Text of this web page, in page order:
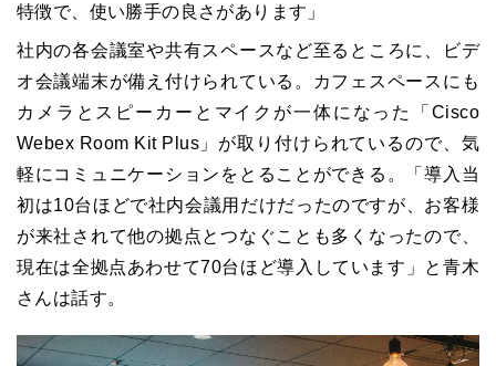
特徴で、使い勝手の良さがあります」
社内の各会議室や共有スペースなど至るところに、ビデ
オ会議端末が備え付けられている。カフェスペースにも
カメラとスピーカーとマイクが一体になった「Cisco
Webex Room Kit Plus」が取り付けられているので、気
軽にコミュニケーションをとることができる。「導入当
初は10台ほどで社内会議用だけだったのですが、お客様
が来社されて他の拠点とつなぐことも多くなったので、
現在は全拠点あわせて70台ほど導入しています」と青木
さんは話す。